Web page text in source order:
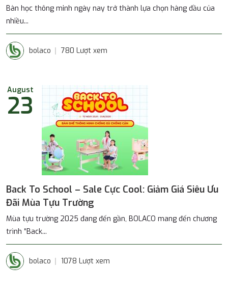
Bàn học thông minh ngày nay trở thành lựa chọn hàng đầu của
nhiều...
bolaco 780 Lượt xem
August
23
Back To School – Sale Cực Cool: Giảm Giá Siêu Ưu
Đãi Mùa Tựu Trường
Mùa tựu trường 2025 đang đến gần, BOLACO mang đến chương
trình “Back...
bolaco 1078 Lượt xem